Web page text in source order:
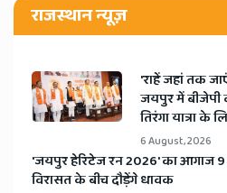
राजस्थान न्यूज़
'राहें जहां तक
जयपुर में
तिरंगा यात्रा
6 August, 2026
​'जयपुर हेरिटेज रन 2026' का आगाज 9
विरासत के बीच दौड़ेंगे धावक